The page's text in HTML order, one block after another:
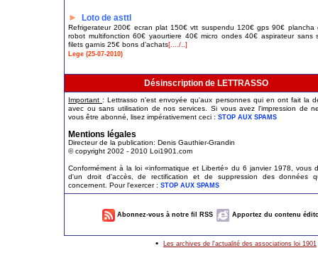
► Loto de asttl
Refrigerateur 200€ ecran plat 150€ vtt suspendu 120€ gps 90€ plancha
robot multifonction 60€ yaourtiere 40€ micro ondes 40€ aspirateur sans
filets garnis 25€ bons d'achats[..../..]
Lege (25-07-2010)
Désinscription de LETTRASSO
Important: Lettrasso n'est envoyée qu'aux personnes qui en ont fait la
avec ou sans utilisation de nos services. Si vous avez l'impression de
vous être abonné, lisez impérativement ceci : STOP AUX SPAMS
Mentions légales
Directeur de la publication: Denis Gauthier-Grandin
© copyright 2002 - 2010 Loi1901.com
Conformément à la loi «informatique et Liberté» du 6 janvier 1978, vous
d'un droit d'accès, de rectification et de suppression des données
concernent. Pour l'exercer : STOP AUX SPAMS
Abonnez-vous à notre fil RSS Apportez du contenu
• Les archives de l'actualité des associations loi 1901